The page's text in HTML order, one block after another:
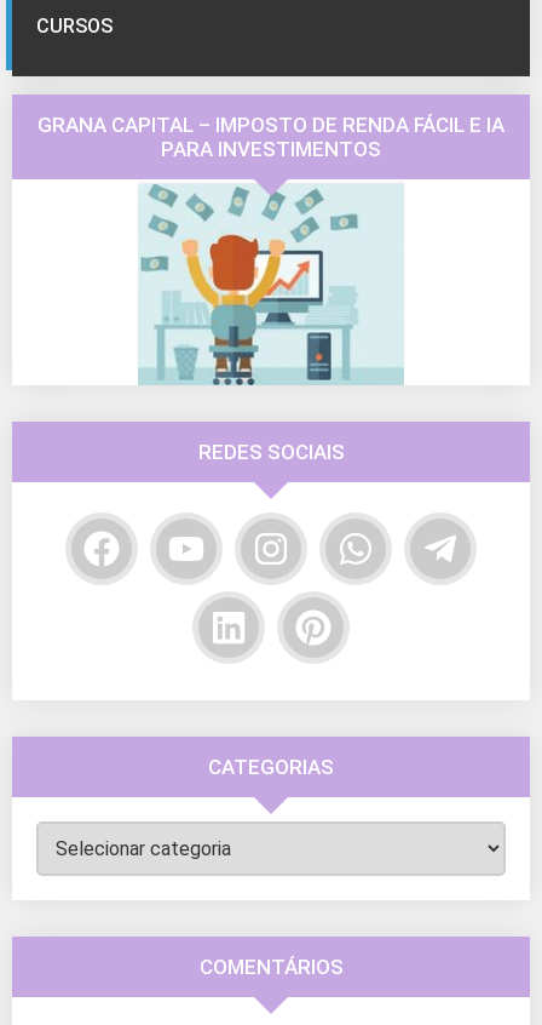
CURSOS
GRANA CAPITAL – IMPOSTO DE RENDA FÁCIL E IA
PARA INVESTIMENTOS
REDES SOCIAIS
CATEGORIAS
Categorias
COMENTÁRIOS